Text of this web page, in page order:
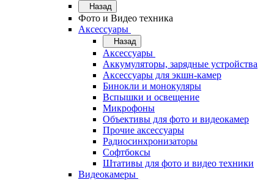
Назад
Фото и Видео техника
Аксессуары
Назад
Аксессуары
Аккумуляторы, зарядные устройства
Аксессуары для экшн-камер
Бинокли и монокуляры
Вспышки и освещение
Микрофоны
Объективы для фото и видеокамер
Прочие аксессуары
Радиосинхронизаторы
Софтбоксы
Штативы для фото и видео техники
Видеокамеры